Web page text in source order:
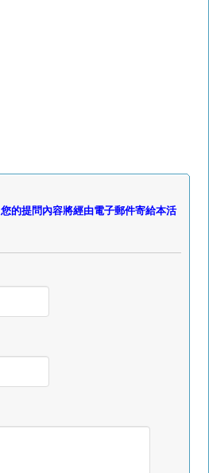
提問內容將經由電子郵件寄給本活